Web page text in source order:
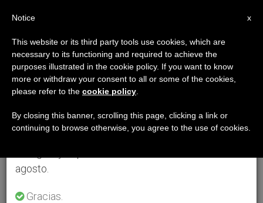
×
Aviso importante
Del 27 de julio al 7 de agosto haremos la pausa
anual, aprovechando que en el periodo de verano
se generan menos informaciones y también el
agosto.
Gracias.
x
Notice
This website or its third party tools use cookies, which are
necessary to its functioning and required to achieve the
purposes illustrated in the cookie policy. If you want to know
more or withdraw your consent to all or some of the cookies,
please refer to the cookie policy
By closing this banner, scrolling this page, clicking a link or
continuing to browse otherwise, you agree to the use of cookies.